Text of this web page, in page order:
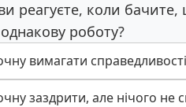
реагуєте, коли
роботу?
вимагати
заздрити, але нічого не